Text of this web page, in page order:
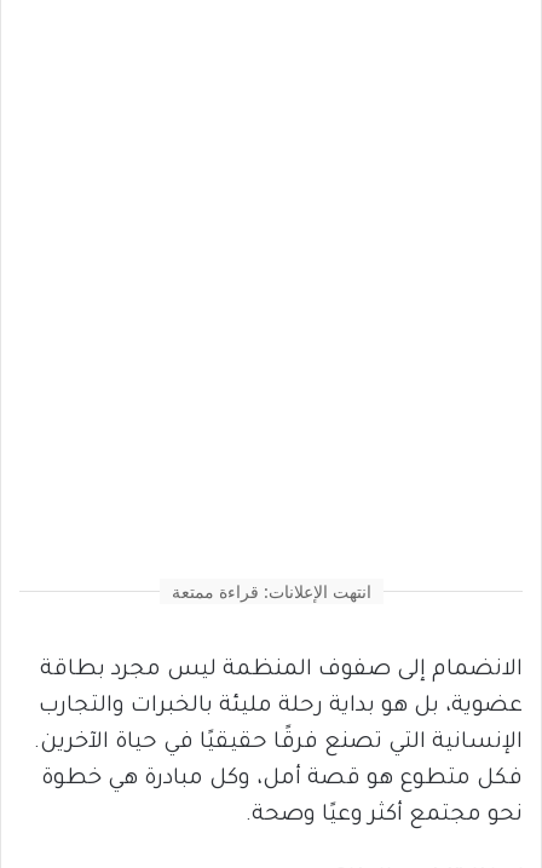
انتهت الإعلانات: قراءة ممتعة
الانضمام إلى صفوف المنظمة ليس مجرد بطاقة
عضوية، بل هو بداية رحلة مليئة بالخبرات والتجارب
الإنسانية التي تصنع فرقًا حقيقيًا في حياة الآخرين.
فكل متطوع هو قصة أمل، وكل مبادرة هي خطوة
نحو مجتمع أكثر وعيًا وصحة.